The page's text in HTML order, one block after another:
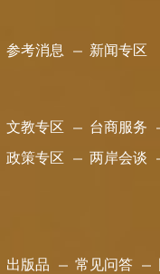
参考消息 新闻专区
文教专区 台商服务
政策专区 两岸会谈
出版品 常见问答